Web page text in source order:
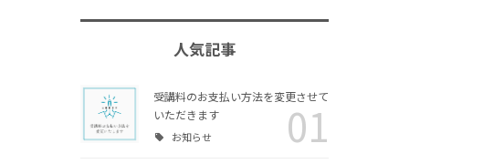
Inner Scent Journey
Inner Scent Journey 体
験ワークショップ
apy® 講義クラス
apy® 実技クラス
過去の募集記事
協会活動
人気記事
受講料のお支払い方法を変更させて
いただきます
お知らせ 01